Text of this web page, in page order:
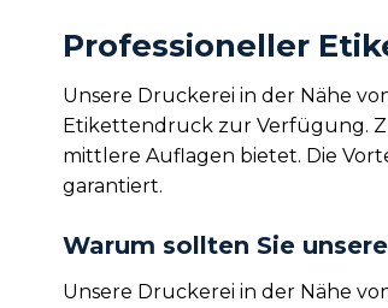
Professioneller
Unsere Druckerei in der Nähe
Etikettendruck zur Verfügung.
mittlere Auflagen bietet. Die
garantiert.
Warum sollten Sie
Unsere Druckerei in der Nähe